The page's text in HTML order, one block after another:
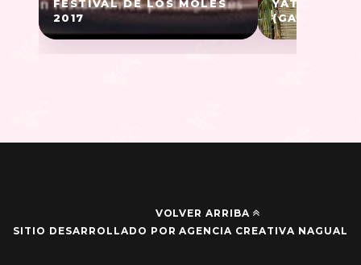
FESTIVAL DE LOS MOLES
2017
YATARENI,
(GALERÍA E
VOLVER ARRIBA
SITIO DESARROLLADO POR AGENCIA CREATIVA NAGUAL